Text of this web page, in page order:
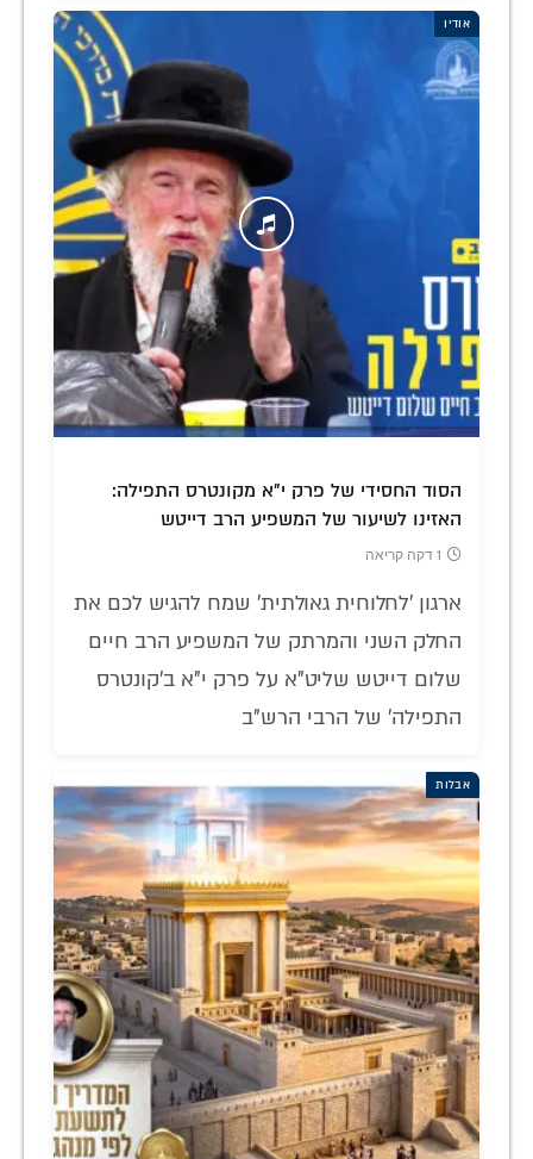
אודיו
הסוד החסידי של פרק י"א מקונטרס התפילה:
האזינו לשיעור של המשפיע הרב דייטש
1 דקה קריאה
ארגון 'לחלוחית גאולתית' שמח להגיש לכם את
החלק השני והמרתק של המשפיע הרב חיים
שלום דייטש שליט"א על פרק י"א ב'קונטרס
התפילה' של הרבי הרש"ב
אבלות